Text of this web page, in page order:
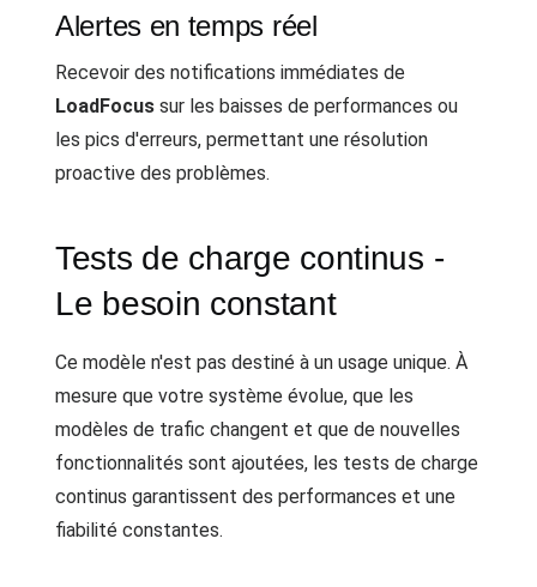
Alertes en temps réel
Recevoir des notifications immédiates de
LoadFocus sur les baisses de performances ou
les pics d'erreurs, permettant une résolution
proactive des problèmes.
Tests de charge continus -
Le besoin constant
Ce modèle n'est pas destiné à un usage unique. À
mesure que votre système évolue, que les
modèles de trafic changent et que de nouvelles
fonctionnalités sont ajoutées, les tests de charge
continus garantissent des performances et une
fiabilité constantes.